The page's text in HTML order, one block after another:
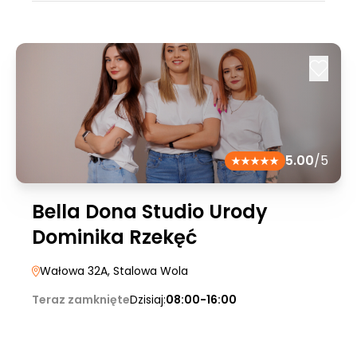
5.00/5
Bella Dona Studio Urody
Dominika Rzekęć
Wałowa 32A, Stalowa Wola
Teraz zamknięteDzisiaj:08:00-16:00